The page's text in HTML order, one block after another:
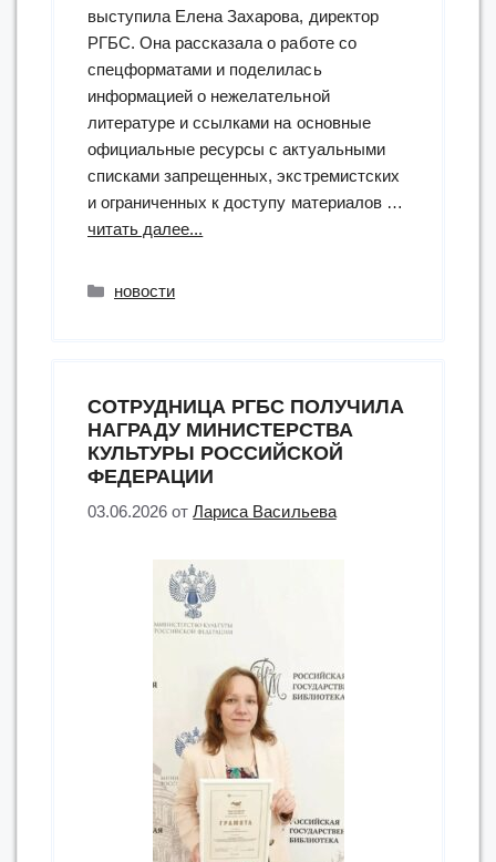
выступила Елена Захарова, директор
РГБС. Она рассказала о работе со
спецформатами и поделилась
информацией о нежелательной
литературе и ссылками на основные
официальные ресурсы с актуальными
списками запрещенных, экстремистских
и ограниченных к доступу материалов …
читать далее...
Рубрики
новости
СОТРУДНИЦА РГБС ПОЛУЧИЛА
НАГРАДУ МИНИСТЕРСТВА
КУЛЬТУРЫ РОССИЙСКОЙ
ФЕДЕРАЦИИ
03.06.2026 отЛариса Васильева